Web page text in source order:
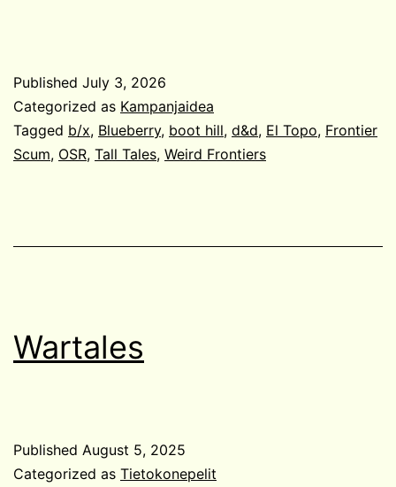
Published July 3, 2026
Categorized as Kampanjaidea
Tagged b/x, Blueberry, boot hill, d&d, El Topo, Frontier
Scum, OSR, Tall Tales, Weird Frontiers
Wartales
Published August 5, 2025
Categorized as Tietokonepelit